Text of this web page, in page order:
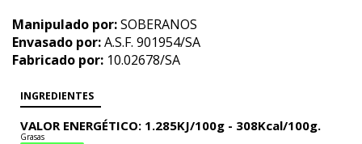
Manipulado por:SOBERANOS
Envasado por:A.S.F. 901954/SA
Fabricado por: 10.02678/SA
INGREDIENTES
VALOR ENERGÉTICO: 1.285KJ/100g - 308Kcal/100g.
Grasas